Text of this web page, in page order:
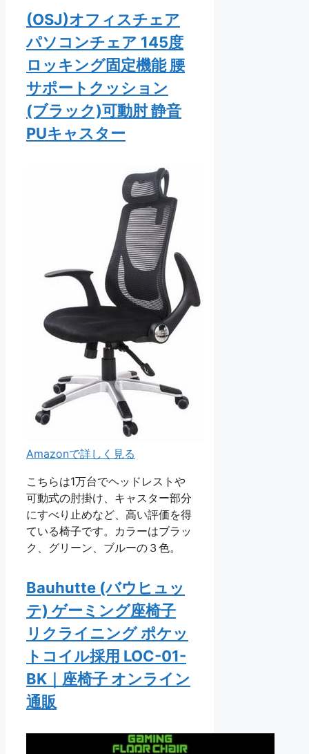
(OSJ)オフィスチェア
パソコンチェア 145度
ロッキング固定機能 腰
サポートクッション
(ブラック)可動肘 静音
PUキャスター
Amazonで詳しく見る
こちらは1万台でヘッドレストや
可動式の肘掛け、キャスター部分
にすべり止めなど、高い評価を得
ている椅子です。カラーはブラッ
ク、グリーン、ブルーの３色。
Bauhutte (バウヒュッ
テ) ゲーミング座椅子
リクライニング ポケッ
トコイル採用 LOC-01-
BK｜座椅子 オンライン
通販